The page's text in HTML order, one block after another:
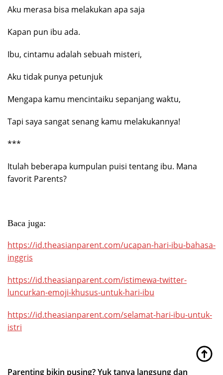
Aku merasa bisa melakukan apa saja
Kapan pun ibu ada.
Ibu, cintamu adalah sebuah misteri,
Aku tidak punya petunjuk
Mengapa kamu mencintaiku sepanjang waktu,
Tapi saya sangat senang kamu melakukannya!
***
Itulah beberapa kumpulan puisi tentang ibu. Mana
favorit Parents?
Baca juga:
https://id.theasianparent.com/ucapan-hari-ibu-bahasa-
inggris
https://id.theasianparent.com/istimewa-twitter-
luncurkan-emoji-khusus-untuk-hari-ibu
https://id.theasianparent.com/selamat-hari-ibu-untuk-
istri
Parenting bikin pusing? Yuk tanya langsung dan